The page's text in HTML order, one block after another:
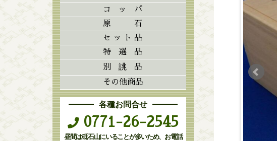
コッパ
原石
セット品
特選品
別誂品
その他商品
各種お問合せ
0771-26-2545
昼間は砥石山にいることが多いため、お電話